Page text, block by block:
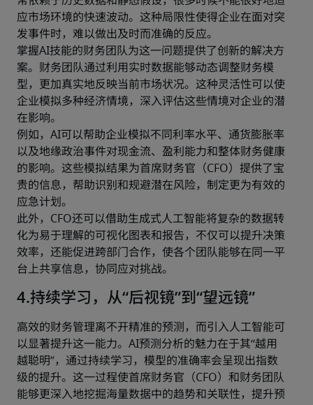
应市场环境的快速波动。这种局限性使得企业在面对突
发事件时，难以做出及时而准确的反应。
掌握AI技能的财务团队为这一问题提供了创新的解决方
案。财务团队通过利用实时数据能够动态调整财务模
型，更加真实地反映当前市场状况。这种灵活性可以使
企业模拟多种经济情境，深入评估这些情境对企业的潜
在影响。
例如，AI可以帮助企业模拟不同利率水平、通货膨胀率
以及地缘政治事件对现金流、盈利能力和整体财务健康
的影响。这些模拟结果为首席财务官（CFO）提供了宝
贵的信息，帮助识别和规避潜在风险，制定更为有效的
应急计划。
此外，CFO还可以借助生成式人工智能将复杂的数据转
化为易于理解的可视化图表和报告，不仅可以提升决策
效率，还能促进跨部门合作，使各个团队能够在同一平
台上共享信息，协同应对挑战。
4.持续学习，从“后视镜”到“望远镜”
高效的财务管理离不开精准的预测，而引入人工智能可
以显著提升这一能力。AI预测分析的魅力在于其“越用
越聪明”，通过持续学习，模型的准确率会呈现出指数
级的提升。这一过程使首席财务官（CFO）和财务团队
能够更深入地挖掘海量数据中的趋势和关联性，提升预